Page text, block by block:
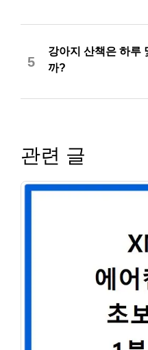
5
강아지 산책은 하루
까?
관련 글